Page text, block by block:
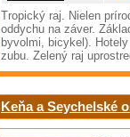
Tropický raj. Nielen
oddychu na záver.
byvolmi, bicykel).
zubu. Zelený raj
Keňa a Seychelské